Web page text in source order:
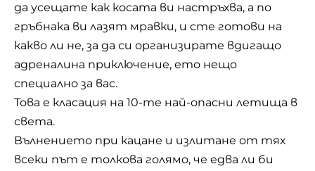
да усещате как косата ви настръхва, а по
гръбнака ви лазят мравки, и сте готови на
какво ли не, за да си организирате вдигащо
адреналина приключение, ето нещо
специално за вас.
Това е класация на 10-те най-опасни летища в
света.
Вълнението при кацане и излитане от тях
всеки път е толкова голямо, че едва ли би